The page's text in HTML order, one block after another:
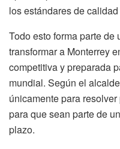
los estándares de
Todo esto forma parte
transformar a Monterrey
competitiva y preparada
mundial. Según el
únicamente para
para que sean parte de
plazo.